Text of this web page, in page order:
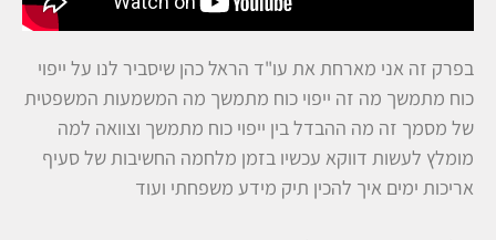
בפרק זה אני מארחת את עו"ד הראל כהן שיסביר לנו על ייפוי
כוח מתמשך מה זה ייפוי כוח מתמשך מה המשמעות המשפטית
של מסמך זה מה ההבדל בין ייפוי כוח מתמשך וצוואה למה
מומלץ לעשות דווקא עכשיו בזמן מלחמה החשיבות של סעיף
אריכות ימים איך להכין תיק מידע משפחתי ועוד